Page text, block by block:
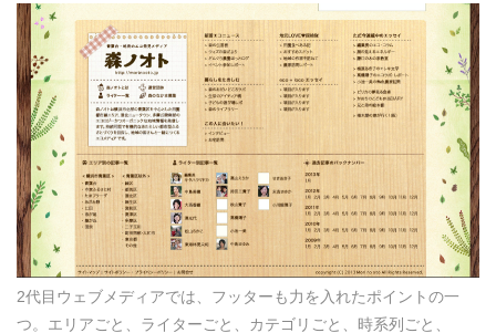
2代目ウェブメディアでは、フッターも力を入れたポイントの一
つ。エリアごと、ライターごと、カテゴリごと、時系列ごと、